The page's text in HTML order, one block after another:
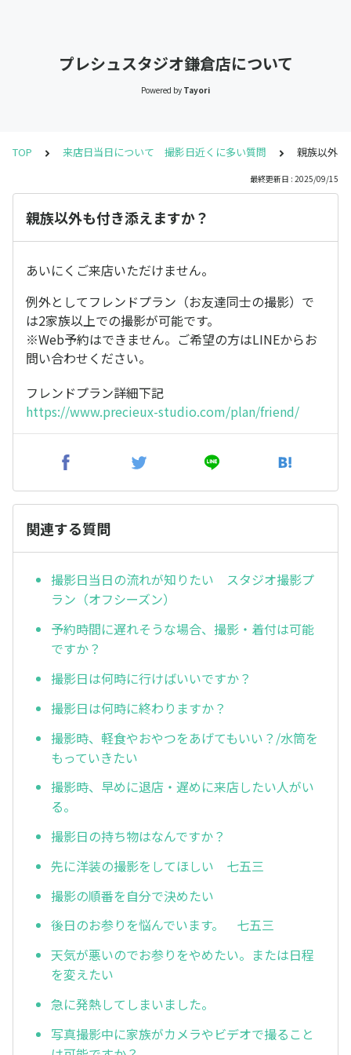
プレシュスタジオ鎌倉店について
Powered by Tayori
TOP 来店日当日について 撮影日近くに多い質問 親族以外
最終更新日 : 2025/09/15
親族以外も付き添えますか？
あいにくご来店いただけません。
例外としてフレンドプラン（お友達同士の撮影）で
は2家族以上での撮影が可能です。
※Web予約はできません。ご希望の方はLINEからお
問い合わせください。
フレンドプラン詳細下記
https://www.precieux-studio.com/plan/friend/
関連する質問
撮影日当日の流れが知りたい スタジオ撮影プ
ラン（オフシーズン）
予約時間に遅れそうな場合、撮影・着付は可能
ですか？
撮影日は何時に行けばいいですか？
撮影日は何時に終わりますか？
撮影時、軽食やおやつをあげてもいい？/水筒を
もっていきたい
撮影時、早めに退店・遅めに来店したい人がい
る。
撮影日の持ち物はなんですか？
先に洋装の撮影をしてほしい 七五三
撮影の順番を自分で決めたい
後日のお参りを悩んでいます。 七五三
天気が悪いのでお参りをやめたい。または日程
を変えたい
急に発熱してしまいました。
写真撮影中に家族がカメラやビデオで撮ること